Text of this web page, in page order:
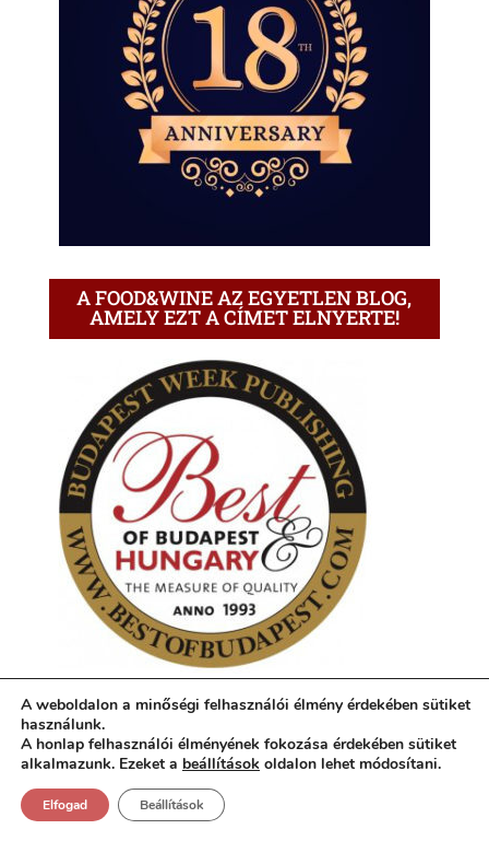
A FOOD&WINE AZ EGYETLEN BLOG,
AMELY EZT A CÍMET ELNYERTE!
KÖVESS A FACEBOOK OLDALAMON IS!
A weboldalon a minőségi felhasználói élmény érdekében sütiket
használunk.
A honlap felhasználói élményének fokozása érdekében sütiket
alkalmazunk. Ezeket a beállítások oldalon lehet módosítani.
Elfogad Beállítások